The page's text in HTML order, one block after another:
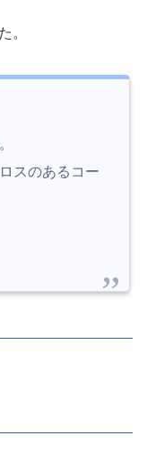
。
スのあるコー